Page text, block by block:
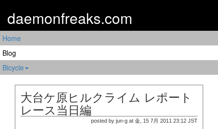
daemonfreaks.com
Home
Blog
Bicycle
大台ケ原ヒルクライム レポート
レース当日編
posted by jun-g at 金, 15 7月 2011 23:12 JST